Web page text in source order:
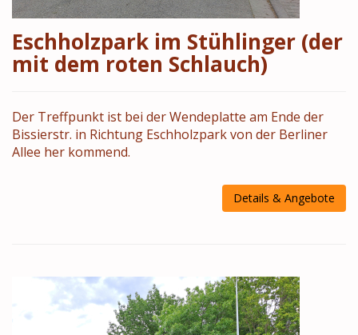
Eschholzpark im Stühlinger (der
mit dem roten Schlauch)
Der Treffpunkt ist bei der Wendeplatte am Ende der
Bissierstr. in Richtung Eschholzpark von der Berliner
Allee her kommend.
Details & Angebote